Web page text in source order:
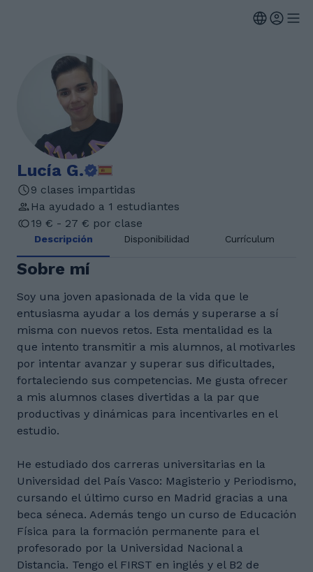
Lucía G.
9 clases impartidas
Ha ayudado a 1 estudiantes
19 € - 27 € por clase
Descripción Disponibilidad Currículum
Sobre mí
Soy una joven apasionada de la vida que le
entusiasma ayudar a los demás y superarse a sí
misma con nuevos retos. Esta mentalidad es la
que intento transmitir a mis alumnos, al motivarles
por intentar avanzar y superar sus dificultades,
fortaleciendo sus competencias. Me gusta ofrecer
a mis alumnos clases divertidas a la par que
productivas y dinámicas para incentivarles en el
estudio.
He estudiado dos carreras universitarias en la
Universidad del País Vasco: Magisterio y Periodismo,
cursando el último curso en Madrid gracias a una
beca séneca. Además tengo un curso de Educación
Física para la formación permanente para el
profesorado por la Universidad Nacional a
Distancia. Tengo el FIRST en inglés y el B2 de